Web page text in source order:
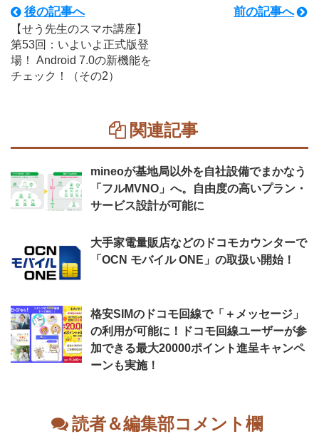
後の記事へ
【せう先生のスマホ講座】
第53回：いよいよ正式版登
場！ Android 7.0の新機能を
チェック！（その2）
前の記事へ
関連記事
mineoが基地局以外を自社設備でまかなう
「フルMVNO」へ。自由度の高いプラン・
サービス設計が可能に
大手家電量販店などのドコモカウンターで
「OCN モバイル ONE」の取扱い開始！
格安SIMのドコモ回線で「＋メッセージ」
の利用が可能に！ドコモ回線ユーザーが参
加できる最大20000ポイント進呈キャンペ
ーンも実施！
読者＆編集部コメント欄